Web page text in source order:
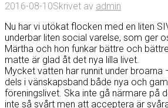
2016-08-10Skrivet av admin
Nu har vi utökat flocken med en liten
underbar liten social varelse, som ger
Märtha och hon funkar bättre och
matte är glad åt det nya lilla livet.
Mycket vatten har runnit under broarna
dels i vänskapsband både nya och
föreningslivet. Ska inte gå närmare på
inte så svårt men att acceptera är